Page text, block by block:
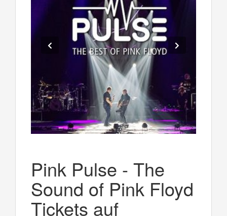
Pink Pulse - The
Sound of Pink Floyd
Tickets auf